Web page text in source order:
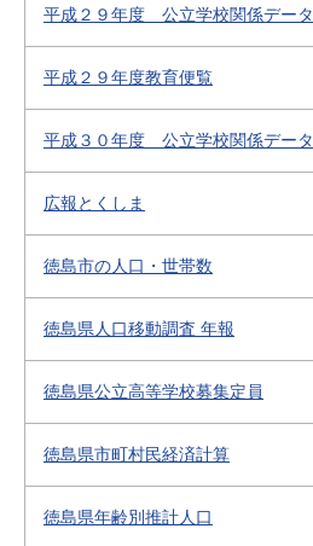
平成２９年度 公立学校関係データ
平成２９年度教育便覧
平成３０年度 公立学校関係データ
広報とくしま
徳島市の人口・世帯数
徳島県人口移動調査 年報
徳島県公立高等学校募集定員
徳島県市町村民経済計算
徳島県年齢別推計人口